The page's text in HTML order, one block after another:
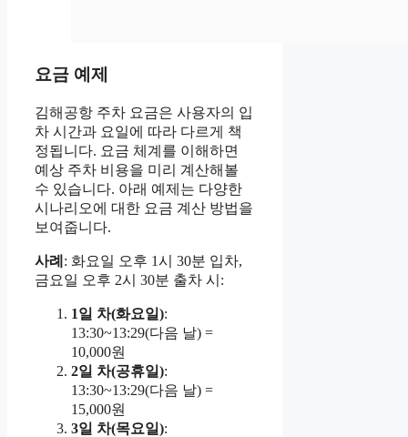
요금 예제
김해공항 주차 요금은 사용자의 입
차 시간과 요일에 따라 다르게 책
정됩니다. 요금 체계를 이해하면
예상 주차 비용을 미리 계산해볼
수 있습니다. 아래 예제는 다양한
시나리오에 대한 요금 계산 방법을
보여줍니다.
사례 : 화요일 오후 1시 30분 입차,
금요일 오후 2시 30분 출차 시:
1일 차(화요일):
13:30~13:29(다음 날) =
10,000원
2일 차(공휴일):
13:30~13:29(다음 날) =
15,000원
3일 차(목요일):